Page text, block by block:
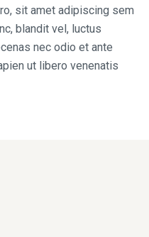
sit amet adipiscing sem
blandit vel, luctus
nec odio et ante
ut libero venenatis